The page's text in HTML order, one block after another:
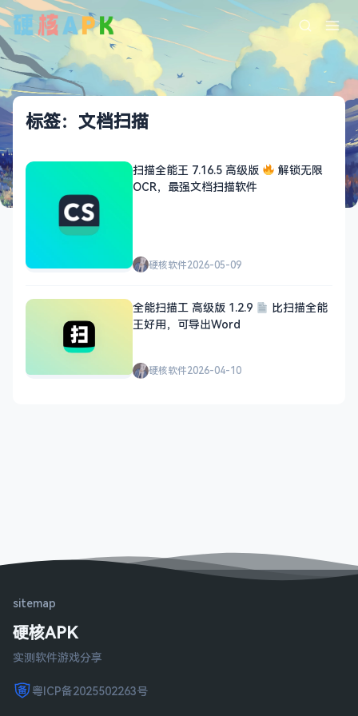
标签：文档扫描
扫描全能王 7.16.5 高级版
解锁无限
OCR，最强文档扫描软件
硬核软件2026-05-09
全能扫描工 高级版 1.2.9
比扫描全能
王好用，可导出Word
硬核软件2026-04-10
sitemap
硬核APK
实测软件游戏分享
粤ICP备2025502263号